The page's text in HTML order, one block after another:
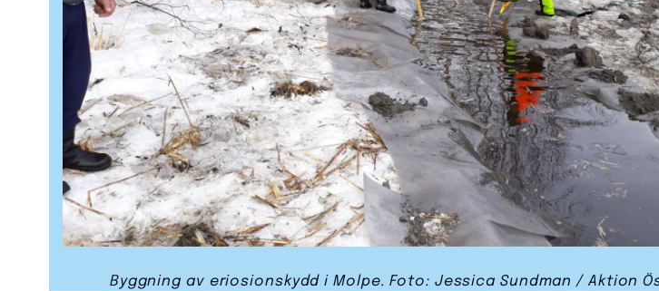
Byggning av eriosionskydd i Molpe. Foto: Jessica Sundman / Aktion